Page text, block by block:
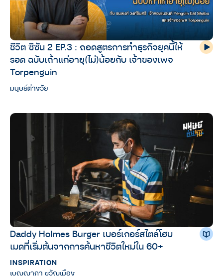
ชีวิต ซีซัน 2 EP.3 : ถอดสูตรการทำธุรกิจยุคนี้ให้
รอด ฉบับเถ้าแก่อายุ(ไม่)น้อยกับ เจ้าของเพจ
Torpenguin
มนุษย์ต่างวัย
Daddy Holmes Burger เบอร์เกอร์สไตล์โฮม
เมดที่เริ่มต้นจากการค้นหาชีวิตใหม่ใน 60+
INSPIRATION
เบญญาภา ขวัญเมือง